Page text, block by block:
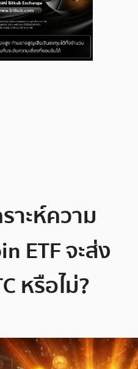
าะห์ความ
ETF จะส่ง
หรือไม่?